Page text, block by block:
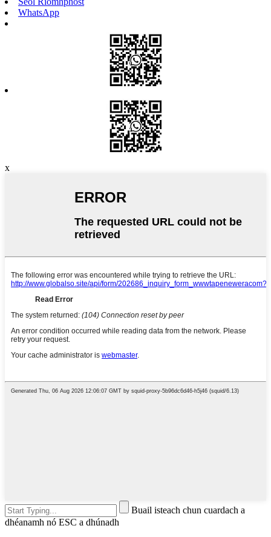
WhatsApp
x
Buail isteach chun cuardach a
dhéanamh nó ESC a dhúnadh